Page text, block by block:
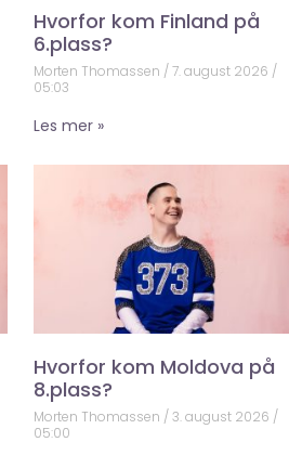
Hvorfor kom Finland på
6.plass?
Morten Thomassen
7. august 2026
05:03
Les mer »
Hvorfor kom Moldova på
8.plass?
Morten Thomassen
3. august 2026
05:00